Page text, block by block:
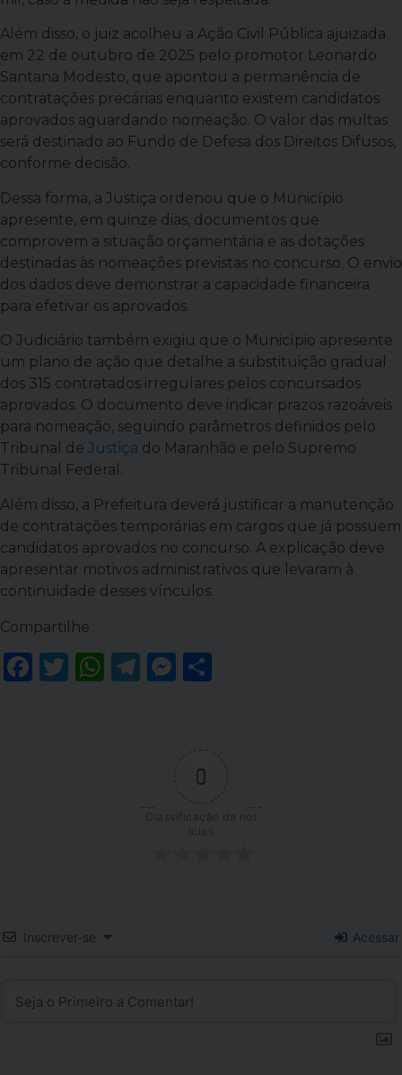
Além disso, o juiz acolheu a Ação Civil Pública ajuizada
em 22 de outubro de 2025 pelo promotor Leonardo
Santana Modesto, que apontou a permanência de
contratações precárias enquanto existem candidatos
aprovados aguardando nomeação. O valor das multas
será destinado ao Fundo de Defesa dos Direitos Difusos,
conforme decisão.
Dessa forma, a Justiça ordenou que o Município
apresente, em quinze dias, documentos que
comprovem a situação orçamentária e as dotações
destinadas às nomeações previstas no concurso. O envio
dos dados deve demonstrar a capacidade financeira
para efetivar os aprovados.
O Judiciário também exigiu que o Município apresente
um plano de ação que detalhe a substituição gradual
dos 315 contratados irregulares pelos concursados
aprovados. O documento deve indicar prazos razoáveis
para nomeação, seguindo parâmetros definidos pelo
Tribunal de Justiça do Maranhão e pelo Supremo
Tribunal Federal.
Além disso, a Prefeitura deverá justificar a manutenção
de contratações temporárias em cargos que já possuem
candidatos aprovados no concurso. A explicação deve
apresentar motivos administrativos que levaram à
continuidade desses vínculos.
Compartilhe
Facebook
Twitter
WhatsApp
Telegram
Messenger
0
Classificação da not
Inscrever-se Acessar